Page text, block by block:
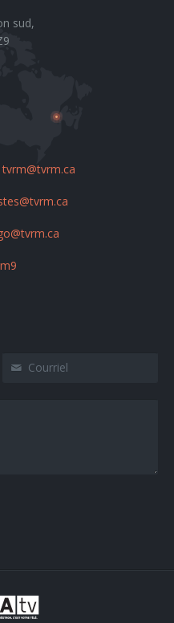
sud,
tvrm@tvrm.ca